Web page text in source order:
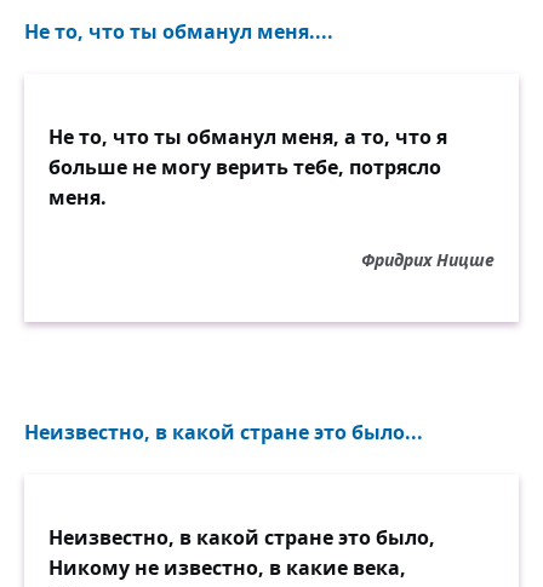
Не то, что ты обманул меня....
Не то, что ты обманул меня, а то, что я
больше не могу верить тебе, потрясло
меня.
Фридрих Ницше
Неизвестно, в какой стране это было...
Неизвестно, в какой стране это было,
Никому не известно, в какие века,